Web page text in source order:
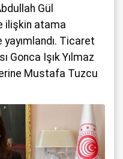
Gül
ilişkin atama
yayımlandı. Ticaret
Gonca Işık Yılmaz
Mustafa Tuzcu